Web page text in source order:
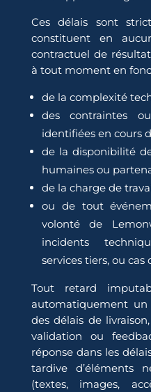
Ces délais sont
constituent en
contractuel de
à tout moment en
de la complexité
des contraintes
identifiées en cours
de la disponibilité
humaines ou
de la charge de
ou de tout
volonté de
incidents
services tiers, ou cas
Tout retard
automatiquement
des délais de
validation ou
réponse dans les
tardive d’éléments
(textes, images,